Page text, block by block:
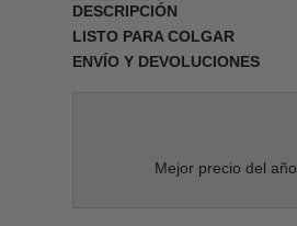
DESCRIPCIÓN
LISTO PARA COLGAR
ENVÍO Y DEVOLUCIONES
Mejor precio del